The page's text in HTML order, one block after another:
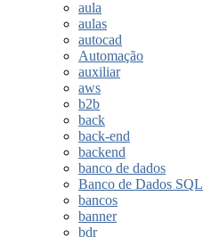
aula
aulas
autocad
Automação
auxiliar
aws
b2b
back
back-end
backend
banco de dados
Banco de Dados SQL
bancos
banner
bdr